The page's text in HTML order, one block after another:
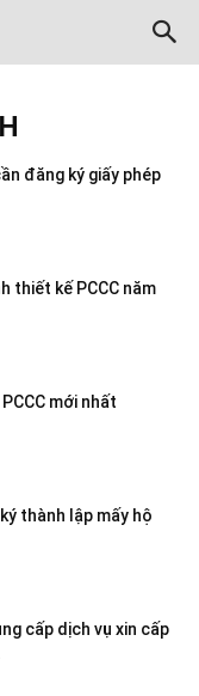
đăng ký giấy phép
thiết kế PCCC năm
mới nhất
thành lập mấy hộ
cấp dịch vụ xin cấp